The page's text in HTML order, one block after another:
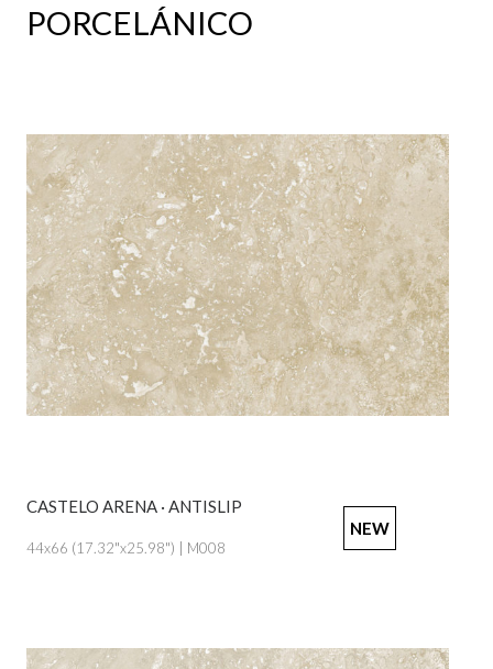
PORCELÁNICO
VER PRODUCTO
CASTELO ARENA · ANTISLIP
44x66 (17.32"x25.98") | M008
NEW